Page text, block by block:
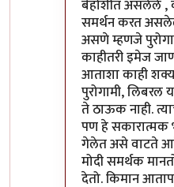
बेहोशीत असलेले
समर्थन करत
असणे म्हणजे
काहीतरी इमेज
आताशा काही
पुरोगामी, लिबरल
ते ठाऊक नाही.
पण हे सकारात्मक
गेलेत असे वाटते
मोदी समर्थक
देतो. किमान